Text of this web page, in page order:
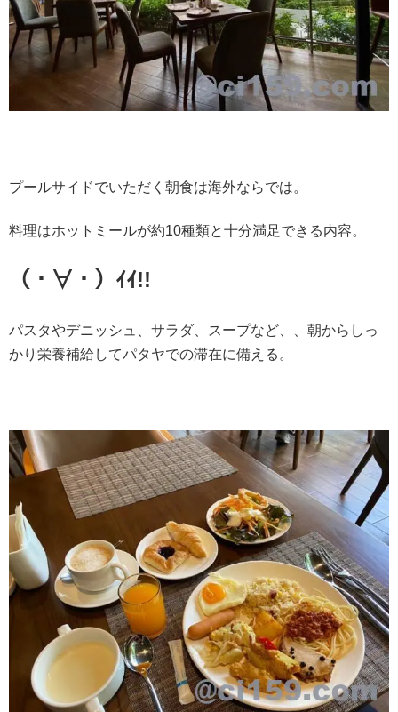
プールサイドでいただく朝食は海外ならでは。
料理はホットミールが約10種類と十分満足できる内容。
（・∀・）ｲｲ!!
パスタやデニッシュ、サラダ、スープなど、、朝からしっ
かり栄養補給してパタヤでの滞在に備える。